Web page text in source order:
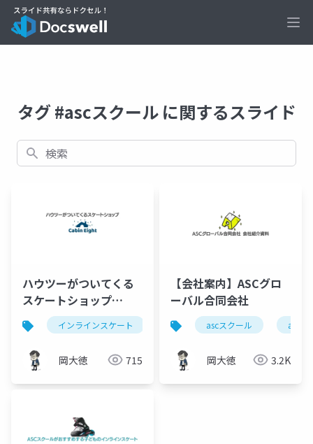
タグ #ascスクール に関するスライド
検索
ハウツーがついてくる
スケートショップ
CABIN8インラインスケート ascグローバル合同会社
岡大徳 715
【会社案内】ASCグロ
ーバル合同会社
ascスクール ascグ
岡大徳 3.2K